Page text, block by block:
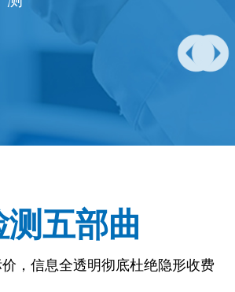
测五部曲
，信息全透明彻底杜绝隐形收费